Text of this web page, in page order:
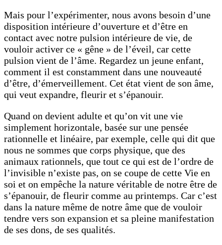
Mais pour l’expérimenter, nous avons besoin d’une
disposition intérieure d’ouverture et d’être en
contact avec notre pulsion intérieure de vie, de
vouloir activer ce « gêne » de l’éveil, car cette
pulsion vient de l’âme. Regardez un jeune enfant,
comment il est constamment dans une nouveauté
d’être, d’émerveillement. Cet état vient de son âme,
qui veut expandre, fleurir et s’épanouir.
Quand on devient adulte et qu’on vit une vie
simplement horizontale, basée sur une pensée
rationnelle et linéaire, par exemple, celle qui dit que
nous ne sommes que corps physique, que des
animaux rationnels, que tout ce qui est de l’ordre de
l’invisible n’existe pas, on se coupe de cette Vie en
soi et on empêche la nature véritable de notre être de
s’épanouir, de fleurir comme au printemps. Car c’est
dans la nature même de notre âme que de vouloir
tendre vers son expansion et sa pleine manifestation
de ses dons, de ses qualités.